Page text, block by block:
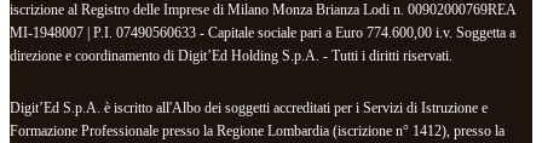
iscrizione al Registro delle Imprese di Milano Monza Brianza Lodi n. 00902000769REA
MI-1948007 | P.I. 07490560633 - Capitale sociale pari a Euro 774.600,00 i.v. Soggetta a
direzione e coordinamento di Digit’Ed Holding S.p.A. - Tutti i diritti riservati.
Digit’Ed S.p.A. è iscritto all'Albo dei soggetti accreditati per i Servizi di Istruzione e
Formazione Professionale presso la Regione Lombardia (iscrizione n° 1412), presso la